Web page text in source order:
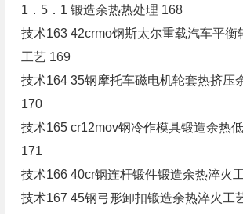
1．5．1 锻造余热热处理 168
技术163 42crmo钢斯太尔重载汽车平衡
工艺 169
技术164 35钢摩托车磁电机轮套热挤压
170
技术165 cr12mov钢冷作模具锻造余热
171
技术166 40cr钢连杆锻件锻造余热淬火
技术167 45钢弓形卸扣锻造余热淬火工